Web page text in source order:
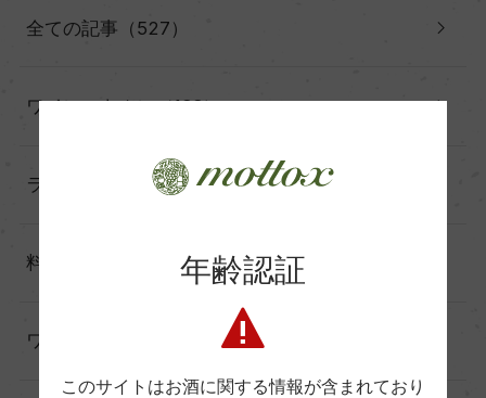
全ての記事（527）
ワインのキホン（133）
ランキング（17）
料理に合わせる（60）
ワインと暮らす（60）
年齢認証
このサイトはお酒に関する情報が含まれており